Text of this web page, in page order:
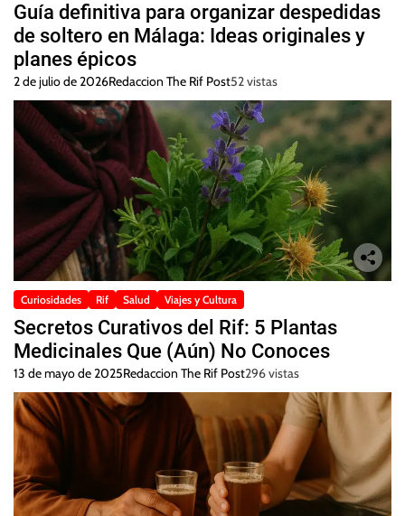
Guía definitiva para organizar despedidas
de soltero en Málaga: Ideas originales y
planes épicos
2 de julio de 2026Redaccion The Rif Post52 vistas
Curiosidades Rif Salud Viajes y Cultura
Secretos Curativos del Rif: 5 Plantas
Medicinales Que (Aún) No Conoces
13 de mayo de 2025Redaccion The Rif Post296 vistas